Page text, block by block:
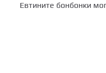
Евтините бонбонки